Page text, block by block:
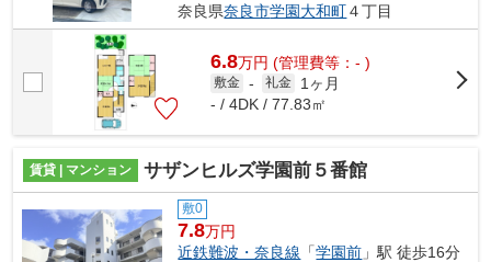
奈良県奈良市学園大和町４丁目
6.8万円 (管理費等：- )
敷金 - 礼金
1ヶ月
- / 4DK / 77.83㎡
賃貸 | マンション サザンヒルズ学園前５番館
敷0
7.8万円
近鉄難波・奈良線 「学園前 」駅 徒歩16分